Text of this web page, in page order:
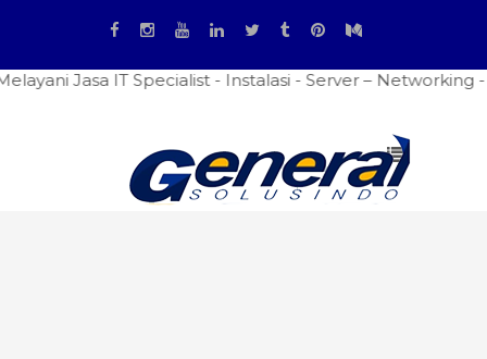
IT Specialist - Instalasi - Server – Networking - Firewall